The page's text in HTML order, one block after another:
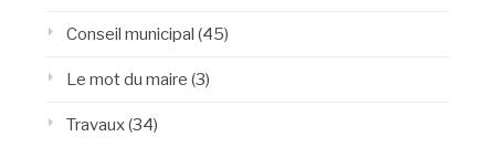
Conseil municipal (45)
Le mot du maire (3)
Travaux(34)